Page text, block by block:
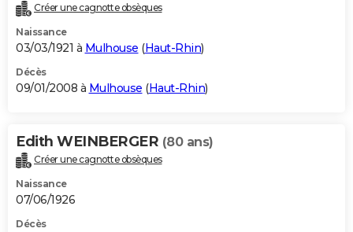
Créer une cagnotte obsèques
Naissance
03/03/1921 à Mulhouse (Haut-Rhin)
Décès
09/01/2008 à Mulhouse (Haut-Rhin)
Edith WEINBERGER (80 ans)
Créer une cagnotte obsèques
Naissance
07/06/1926
Décès